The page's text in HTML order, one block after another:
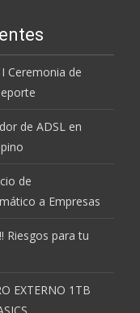
Ceremonia de
de ADSL en
de
a Empresas
Riesgos para tu
EXTERNO 1TB